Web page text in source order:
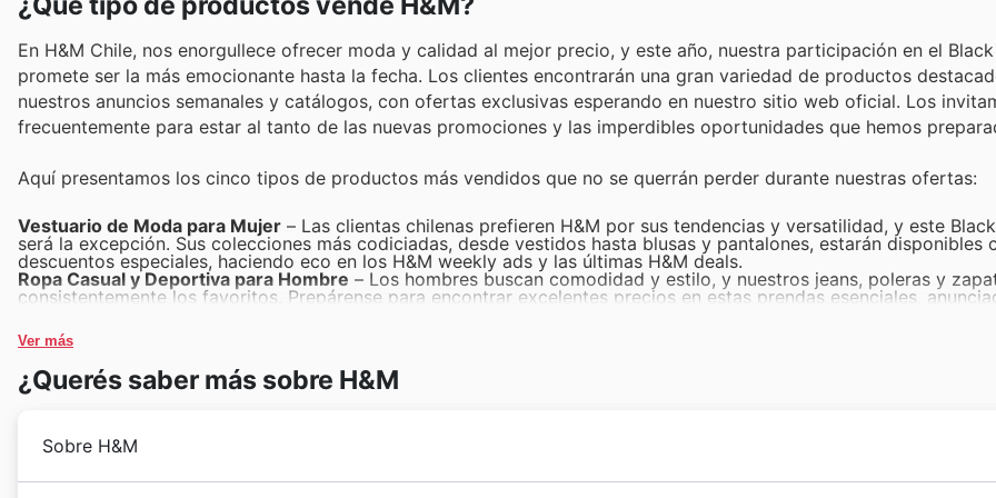
En H&M Chile, nos enorgullece ofrecer moda y calidad al mejor precio, y este año, nuestra participación en el
promete ser la más emocionante hasta la fecha. Los clientes encontrarán una gran variedad de productos
nuestros anuncios semanales y catálogos, con ofertas exclusivas esperando en nuestro sitio web oficial. Los
frecuentemente para estar al tanto de las nuevas promociones y las imperdibles oportunidades que hemos
Aquí presentamos los cinco tipos de productos más vendidos que no se querrán perder durante nuestras ofertas:
Vestuario de Moda para Mujer – Las clientas chilenas prefieren H&M por sus tendencias y versatilidad, y este
será la excepción. Sus colecciones más codiciadas, desde vestidos hasta blusas y pantalones, estarán disponibles
descuentos especiales, haciendo eco en los H&M weekly ads y las últimas H&M deals.
Ropa Casual y Deportiva para Hombre – Los hombres buscan comodidad y estilo, y nuestros jeans, poleras y
consistentemente los favoritos. Prepárense para encontrar excelentes precios en estas prendas esenciales,
Prendas Infantiles Divertidas y Resistentes
y duradera. Las colecciones de ropa para niños y niñas, que siempre generan gran interés, formarán parte
ofertas, siendo visibles en los H&M weekly ads y las H&M deals.
Accesorios de Moda y Joyería– Los toques finales perfectos son clave, y nuestros accesorios, como bolsos,
Ropa Básica y Esencial
armarios de todos y son consistentemente los productos más populares. Estas piezas fundamentales estarán
Ver más
¿Querés saber más sobre H&M
Sobre H&M